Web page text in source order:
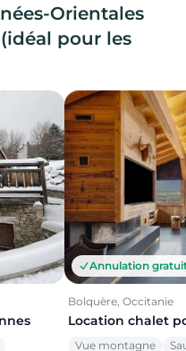
Orientales
pour les
Annulation
Bolquère, Occitanie
Location chalet
Vue montagne